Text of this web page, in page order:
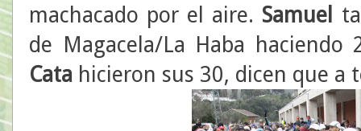
machacado por el aire. Samuel
de Magacela/La Haba haciendo
Cata hicieron sus 30, dicen que a